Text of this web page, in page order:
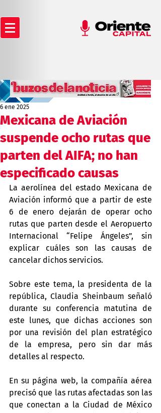
Mexicana de Aviación
suspende ocho rutas que
parten del AIFA; no han
especificado causas
6 ene 2025
La aerolínea del estado Mexicana de
Aviación informó que a partir de este
6 de enero dejarán de operar ocho
rutas que parten desde el Aeropuerto
Internacional “Felipe Ángeles”, sin
explicar cuáles son las causas de
cancelar dichos servicios.
Sobre este tema, la presidenta de la
república, Claudia Sheinbaum señaló
durante su conferencia matutina de
este lunes, que dichas acciones son
por una revisión del plan estratégico
de la empresa, pero sin dar más
detalles al respecto.
En su página web, la compañía aérea
precisó que las rutas afectadas son las
que conectan a la Ciudad de México